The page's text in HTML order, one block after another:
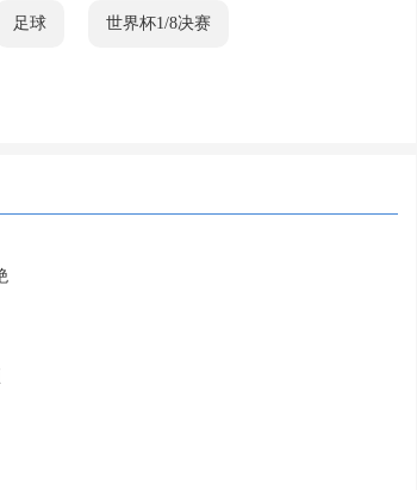
足球 世界杯1/8决赛